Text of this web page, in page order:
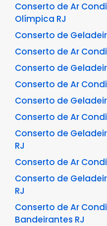
Conserto de Ar
Olímpica RJ
Conserto de
Conserto de Ar
Conserto de
Conserto de Ar
Conserto de
Conserto de Ar
Conserto de
RJ
Conserto de Ar
Conserto de
RJ
Conserto de Ar
Bandeirantes RJ